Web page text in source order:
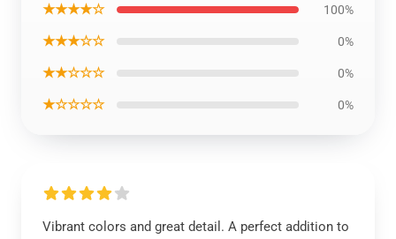
★★★★☆ 100%
★★★☆☆ 0%
★★☆☆☆ 0%
★☆☆☆☆ 0%
Vibrant colors and great detail. A perfect addition to